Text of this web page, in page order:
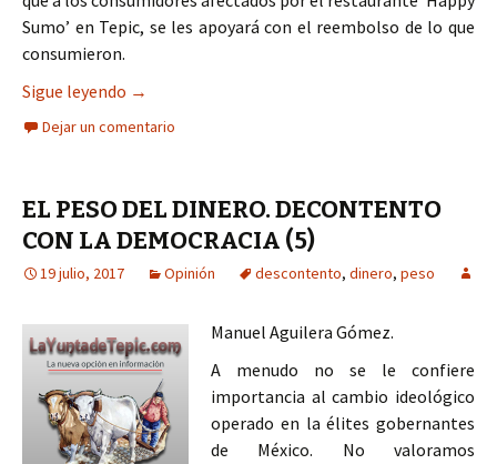
Sumo’ en Tepic, se les apoyará con el reembolso de lo que
consumieron.
Sigue leyendo Se les regresará su dinero a afectados por
→
Dejar un comentario
EL PESO DEL DINERO. DECONTENTO
CON LA DEMOCRACIA (5)
19 julio, 2017 Opinión descontento, dinero, peso
Manuel Aguilera Gómez.
A menudo no se le confiere
importancia al cambio ideológico
operado en la élites gobernantes
de México. No valoramos